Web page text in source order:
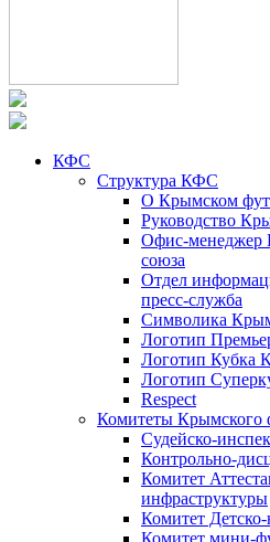
КФС
Структура КФС
О Крымском
Руководство
Офис-менеджер
союза
Отдел
пресс-служба
Символика
Логотип
Логотип Кубка
Логотип
Respect
Комитеты Крымского
Судейско-
Контрольно-
Комитет
инфраструктуры
Комитет
Комитет мини-